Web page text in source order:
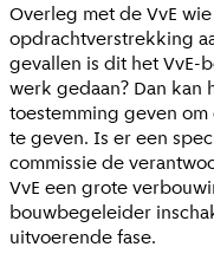
Overleg met de VvE
opdrachtverstrekking
gevallen is dit het VvE-
werk gedaan? Dan kan
toestemming geven
te geven. Is er een
commissie de
VvE een grote
bouwbegeleider
uitvoerende fase.